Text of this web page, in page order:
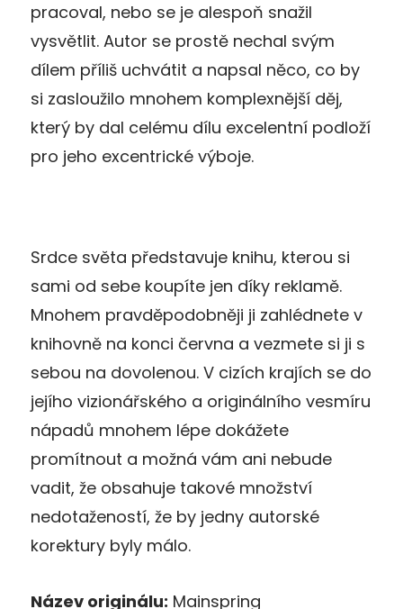
pracoval, nebo se je alespoň snažil
vysvětlit. Autor se prostě nechal svým
dílem příliš uchvátit a napsal něco, co by
si zasloužilo mnohem komplexnější děj,
který by dal celému dílu excelentní podloží
pro jeho excentrické výboje.
Srdce světa představuje knihu, kterou si
sami od sebe koupíte jen díky reklamě.
Mnohem pravděpodobněji ji zahlédnete v
knihovně na konci června a vezmete si ji s
sebou na dovolenou. V cizích krajích se do
jejího vizionářského a originálního vesmíru
nápadů mnohem lépe dokážete
promítnout a možná vám ani nebude
vadit, že obsahuje takové množství
nedotažeností, že by jedny autorské
korektury byly málo.
Název originálu: Mainspring